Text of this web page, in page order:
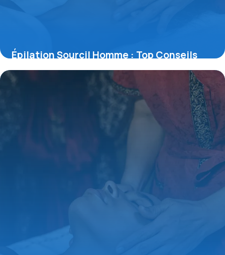
Épilation Sourcil Homme : Top Conseils
17 juin 2026